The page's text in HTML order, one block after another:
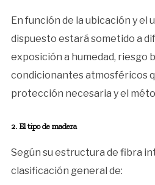
En función de la ubicación y el
dispuesto estará sometido a
exposición a humedad, riesgo
condicionantes atmosféricos
protección necesaria y el
2. El tipo de madera
Según su estructura de fibra
clasificación general de: